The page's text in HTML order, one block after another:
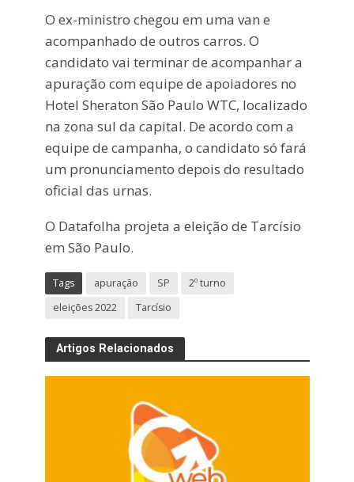
O ex-ministro chegou em uma van e
acompanhado de outros carros. O
candidato vai terminar de acompanhar a
apuração com equipe de apoiadores no
Hotel Sheraton São Paulo WTC, localizado
na zona sul da capital. De acordo com a
equipe de campanha, o candidato só fará
um pronunciamento depois do resultado
oficial das urnas.
O Datafolha projeta a eleição de Tarcísio
em São Paulo.
Tags apuração SP
2º turno
eleições 2022
Tarcísio
Artigos Relacionados